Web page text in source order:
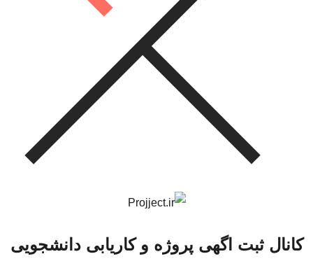
کانال ثبت اگهی پروژه و کاریابی دانشجویی